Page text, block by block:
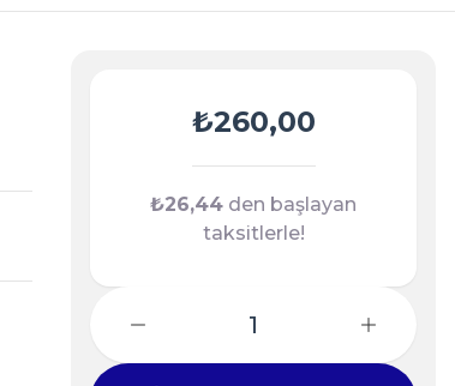
₺260,00
₺26,44 den başlayan
taksitlerle!